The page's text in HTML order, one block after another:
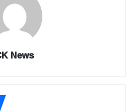
News